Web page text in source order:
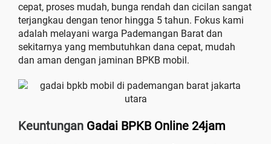
cepat, proses mudah, bunga rendah dan cicilan sangat
terjangkau dengan tenor hingga 5 tahun. Fokus kami
adalah melayani warga Pademangan Barat dan
sekitarnya yang membutuhkan dana cepat, mudah
dan aman dengan jaminan BPKB mobil.
Keuntungan Gadai BPKB Online 24jam